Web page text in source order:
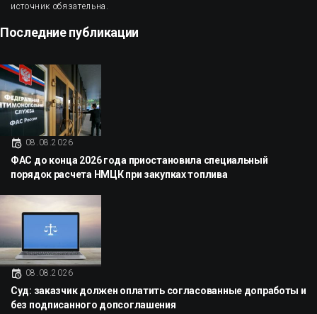
источник обязательна.
Последние публикации
08.08.2026
ФАС до конца 2026 года приостановила специальный
порядок расчета НМЦК при закупках топлива
08.08.2026
Суд: заказчик должен оплатить согласованные допработы и
без подписанного допсоглашения